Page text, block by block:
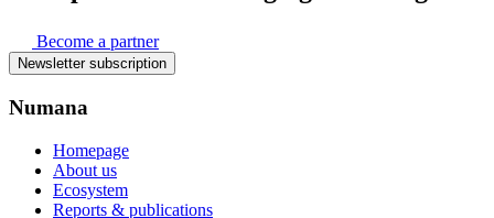
Become a partner
Newsletter subscription
Numana
Homepage
About us
Ecosystem
Reports & publications